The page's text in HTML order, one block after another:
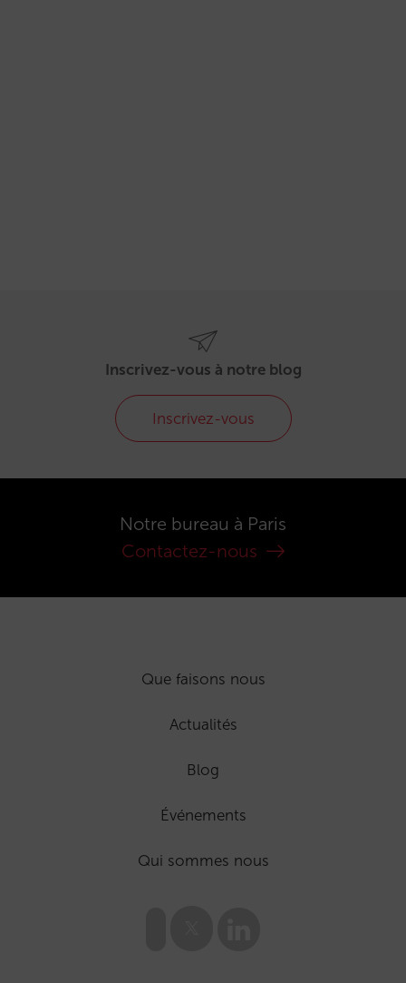
Inscrivez-vous à notre blog
Inscrivez-vous
Notre bureau à Paris
Contactez-nous
Que faisons nous
Actualités
Blog
Événements
Qui sommes nous